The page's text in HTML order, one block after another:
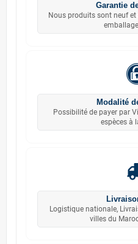
Garantie
Nous produits sont neuf
Modalité
Possibilité de payer par
espèces à
Logistique nationale,
villes du